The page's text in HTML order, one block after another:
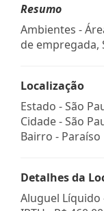
Resumo
Ambientes -
de empregada,
Localização
Estado -São
Cidade -São
Bairro - Paraíso
Detalhes da
Aluguel Líquido